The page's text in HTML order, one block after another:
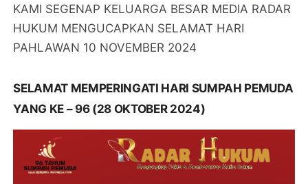
KAMI SEGENAP KELUARGA BESAR MEDIA RADAR
HUKUM MENGUCAPKAN SELAMAT HARI
PAHLAWAN 10 NOVEMBER 2024
SELAMAT MEMPERINGATI HARI SUMPAH PEMUDA
YANG KE – 96 (28 OKTOBER 2024)